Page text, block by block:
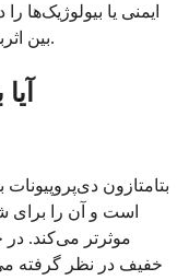
ایمنی یا بیولوژیک‌ها
بین اثربخشی و ایمنی برای وضعیت فردی شما است.
بتامتازون
است و آن را برای
موثرتر می‌کند. در
خفیف در نظر گرفته